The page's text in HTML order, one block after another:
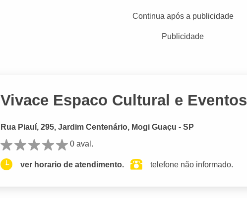
Continua após a publicidade
Publicidade
Vivace Espaco Cultural e Eventos
Rua Piauí, 295, Jardim Centenário, Mogi Guaçu - SP
0 aval.
ver horario de atendimento. telefone não informado.